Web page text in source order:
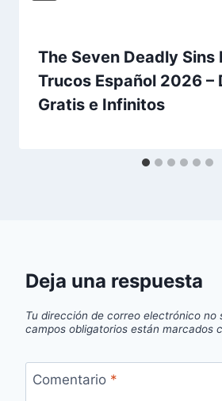
The Seven Deadly Sins
Trucos Español 2026 –
Gratis e Infinitos
Deja una respuesta
Tu dirección de correo electrónico no
campos obligatorios están marcados
Comentario *